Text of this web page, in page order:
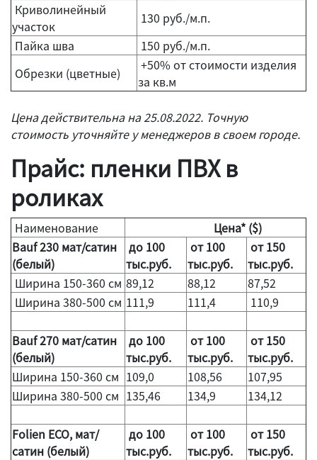
Криволинейный
участок
130 руб./м.п.
Пайка шва
150 руб./м.п.
Обрезки (цветные)
+50% от стоимости изделия
за кв.м
Цена действительна на 25.08.2022. Точную
стоимость уточняйте у менеджеров в своем городе.
Прайс: пленки ПВХ в
роликах
Наименование
Цена* ($)
Bauf 230 мат/сатин
(белый)
до 100
тыс.руб.
от 100
тыс.руб.
от 150
тыс.руб.
Ширина 150-360 см 89,12 88,12
87,52
Ширина 380-500 см 111,9 111,4 110,9
Bauf 270 мат/сатин
(белый)
до 100
тыс.руб.
от 100
тыс.руб.
от 150
тыс.руб.
Ширина 150-360 см 109,0 108,56
107,95
Ширина 380-500 см 135,46 134,9 134,12
Folien ECO, мат/
сатин (белый)
до 100
тыс.руб.
от 100
тыс.руб.
от 150
тыс.руб.